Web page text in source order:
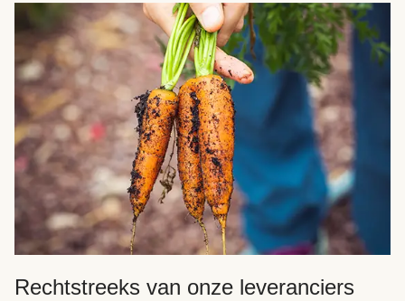
Rechtstreeks van onze leveranciers